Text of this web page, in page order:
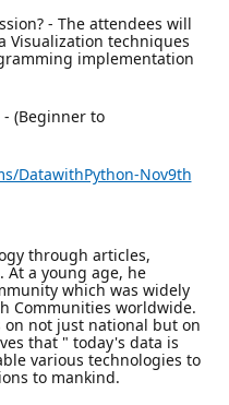
- The attendees will
Visualization techniques
implementation
(Beginner to
DatawithPython-Nov9th
through articles,
At a young age, he
which was widely
Communities worldwide.
on not just national but on
that " today's data is
various technologies to
to mankind.